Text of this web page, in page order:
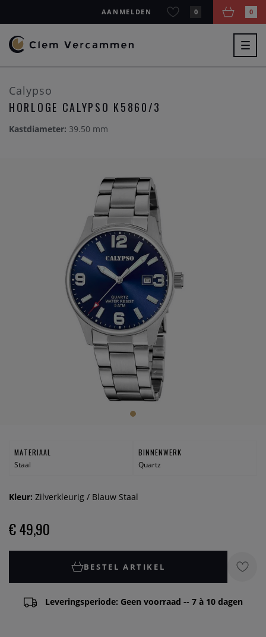
AANMELDEN 0 0
Calypso
HORLOGE CALYPSO K5860/3
Kastdiameter: 39.50 mm
MATERIAAL
Staal
BINNENWERK
Quartz
Kleur: Zilverkleurig / Blauw Staal
€ 49,90
BESTEL ARTIKEL
Leveringsperiode: Geen voorraad -- 7 à 10 dagen